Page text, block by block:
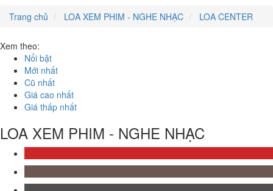
Trang chủ
LOA XEM PHIM - NGHE NHẠC LOA CENTER
Xem theo:
Nổi bật
Mới nhất
Cũ nhất
Giá cao nhất
Giá thấp nhất
LOA XEM PHIM - NGHE NHẠC